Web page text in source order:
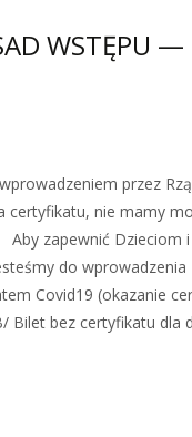
WSTĘPU
przez
certyfikatu, nie mamy
zapewnić Dzieciom
do
Covid19 (okazanie
Bilet bez certyfikatu dla